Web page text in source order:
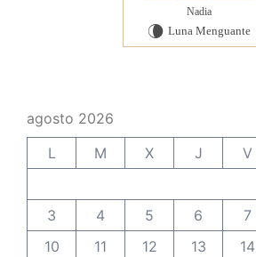
Nadia
V Luna Menguante
agosto 2026
L
M X J V
3
4 5 6 7
10
11 12 13 14